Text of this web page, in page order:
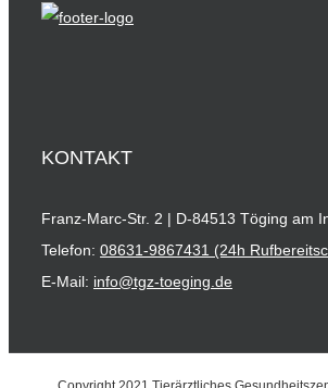
KONTAKT
Franz-Marc-Str. 2 | D-84513 Töging am
Telefon: 08631-9867431 (24h
E-Mail: info@tgz-toeging.de